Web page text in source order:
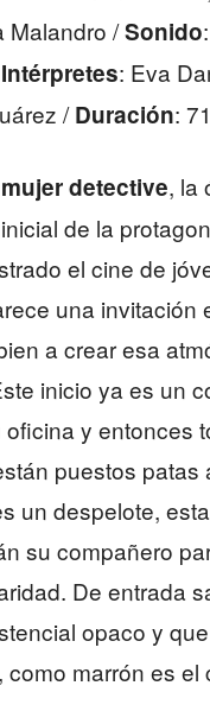
Malandro /Sonido
Intérpretes: Eva
/Duración:
detective, la
de la
el cine de
una invitación
a crear esa
inicio ya es un
y entonces
puestos patas
un despelote,
su compañero
De entrada
opaco y
marrón es